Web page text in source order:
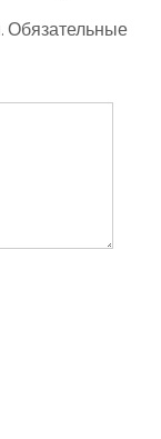
Обязательные